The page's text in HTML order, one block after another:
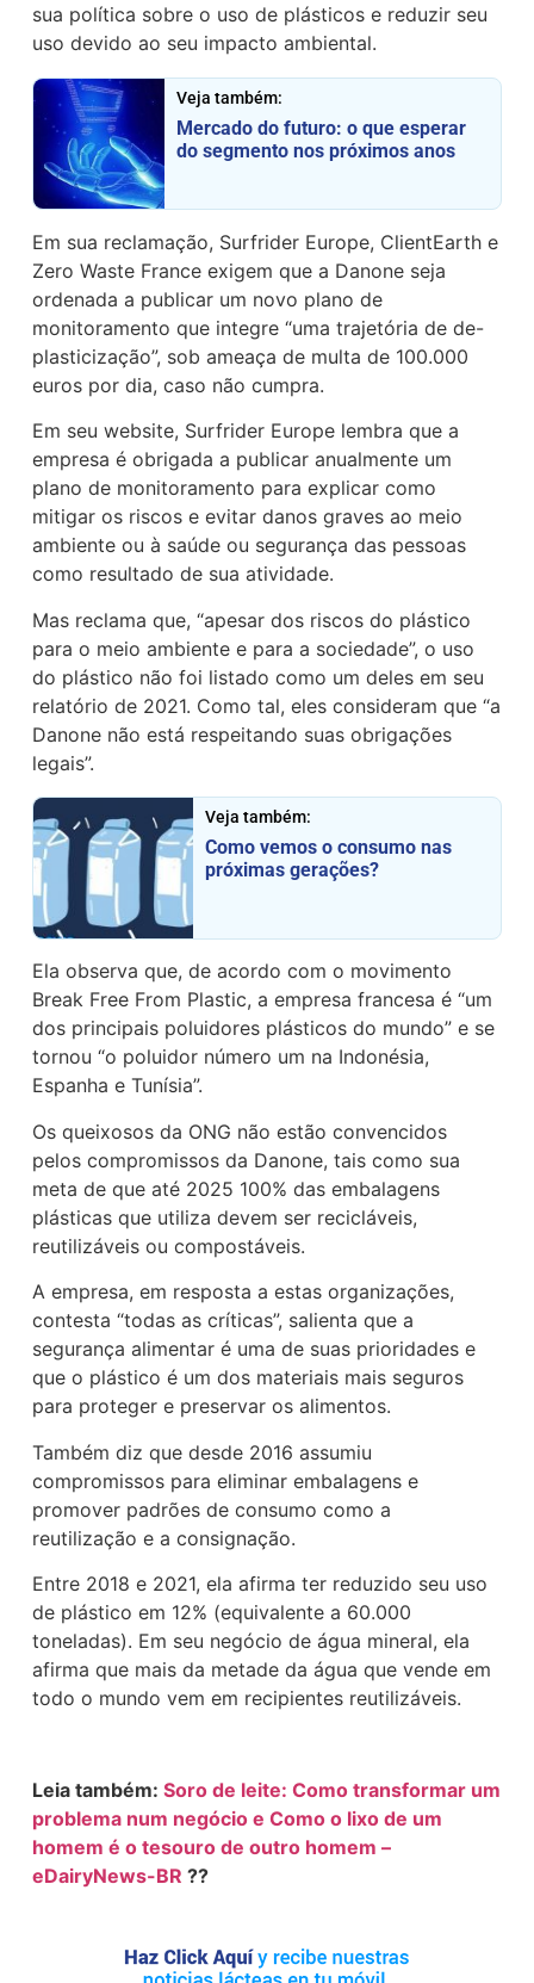
sua política sobre o uso de plásticos e reduzir seu
uso devido ao seu impacto ambiental.
Veja também:
Mercado do futuro: o que esperar
do segmento nos próximos anos
Em sua reclamação, Surfrider Europe, ClientEarth e
Zero Waste France exigem que a Danone seja
ordenada a publicar um novo plano de
monitoramento que integre “uma trajetória de de-
plasticização”, sob ameaça de multa de 100.000
euros por dia, caso não cumpra.
Em seu website, Surfrider Europe lembra que a
empresa é obrigada a publicar anualmente um
plano de monitoramento para explicar como
mitigar os riscos e evitar danos graves ao meio
ambiente ou à saúde ou segurança das pessoas
como resultado de sua atividade.
Mas reclama que, “apesar dos riscos do plástico
para o meio ambiente e para a sociedade”, o uso
do plástico não foi listado como um deles em seu
relatório de 2021. Como tal, eles consideram que “a
Danone não está respeitando suas obrigações
legais”.
Veja também:
Como vemos o consumo nas
próximas gerações?
Ela observa que, de acordo com o movimento
Break Free From Plastic, a empresa francesa é “um
dos principais poluidores plásticos do mundo” e se
tornou “o poluidor número um na Indonésia,
Espanha e Tunísia”.
Os queixosos da ONG não estão convencidos
pelos compromissos da Danone, tais como sua
meta de que até 2025 100% das embalagens
plásticas que utiliza devem ser recicláveis,
reutilizáveis ou compostáveis.
A empresa, em resposta a estas organizações,
contesta “todas as críticas”, salienta que a
segurança alimentar é uma de suas prioridades e
que o plástico é um dos materiais mais seguros
para proteger e preservar os alimentos.
Também diz que desde 2016 assumiu
compromissos para eliminar embalagens e
promover padrões de consumo como a
reutilização e a consignação.
Entre 2018 e 2021, ela afirma ter reduzido seu uso
de plástico em 12% (equivalente a 60.000
toneladas). Em seu negócio de água mineral, ela
afirma que mais da metade da água que vende em
todo o mundo vem em recipientes reutilizáveis.
Leia também:Soro de leite: Como transformar um
problema num negócio e Como o lixo de um
homem é o tesouro de outro homem –
eDairyNews-BR ??